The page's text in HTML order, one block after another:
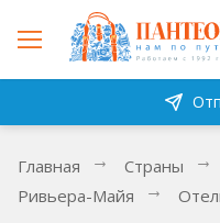
Главная Страны
Ривьера-Майя